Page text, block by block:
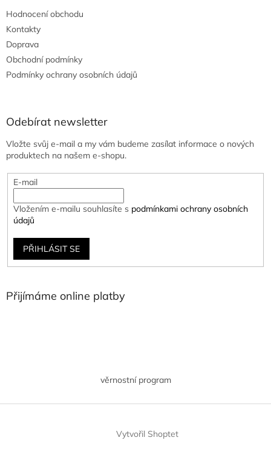
Hodnocení obchodu
Kontakty
Doprava
Obchodní podmínky
Podmínky ochrany osobních údajů
Odebírat newsletter
Vložte svůj e-mail a my vám budeme zasílat informace o nových
produktech na našem e-shopu.
E-mail
Vložením e-mailu souhlasíte s podmínkami ochrany osobních
údajů
PŘIHLÁSIT SE
Přijímáme online platby
věrnostní program
Vytvořil Shoptet